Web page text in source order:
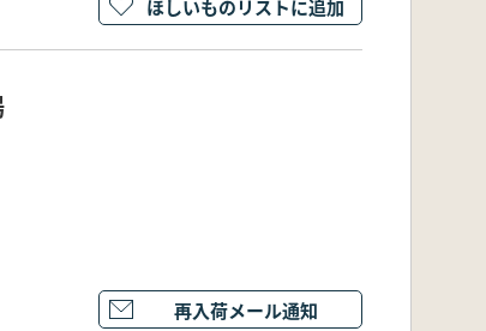
ほしいものリストに追加
再入荷メール通知